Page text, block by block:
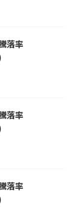
落率
落率
落率